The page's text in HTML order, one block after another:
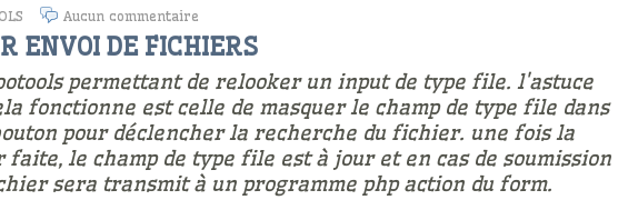
Aucun commentaire
ENVOI DE FICHIERS
permettant de relooker un input de type file. l'astuce
fonctionne est celle de masquer le champ de type file dans
pour déclencher la recherche du fichier. une fois la
le champ de type file est à jour et en cas de soumission
sera transmit à un programme php action du form.